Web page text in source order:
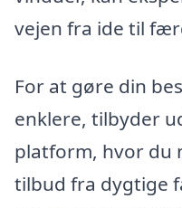
vejen fra ide til
For at gøre din
enklere, tilbyder
platform, hvor du
tilbud fra dygtige